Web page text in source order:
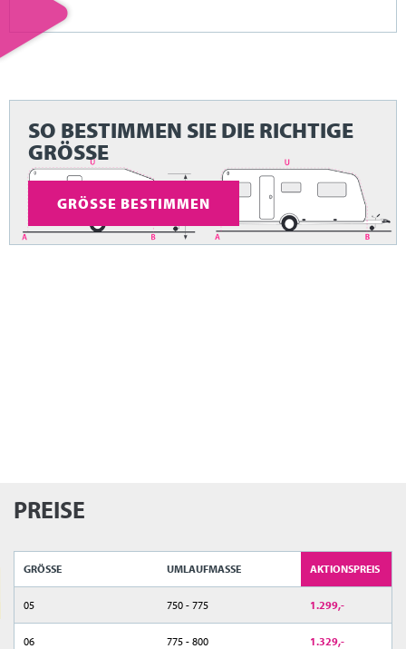
SO BESTIMMEN SIE DIE RICHTIGE
GRÖSSE
GRÖSSE BESTIMMEN
PREISE
GRÖSSE UMLAUFMASSE AKTIONSPREIS
05 750 - 775 1.299,-
06 775 - 800 1.329,-